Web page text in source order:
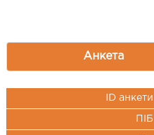
Анкета
ID анкети
ПІБ